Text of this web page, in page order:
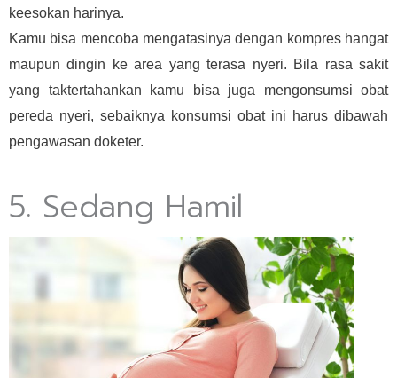
keesokan harinya.
Kamu bisa mencoba mengatasinya dengan kompres hangat
maupun dingin ke area yang terasa nyeri. Bila rasa sakit
yang taktertahankan kamu bisa juga mengonsumsi obat
pereda nyeri, sebaiknya konsumsi obat ini harus dibawah
pengawasan doketer.
5. Sedang Hamil